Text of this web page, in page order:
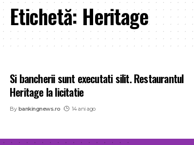
Etichetă: Heritage
Si bancherii sunt executati silit. Restaurantul
Heritage la licitatie
By bankingnews.ro 14 ani ago